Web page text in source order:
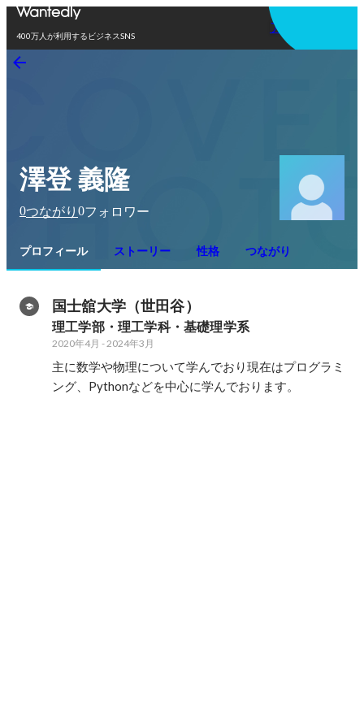
400万人が利用するビジネスSNS
アプリを使う
澤登 義隆
0つながり 0フォロワー
プロフィール ストーリー 性格 つながり
国士舘大学（世田谷）
理工学部・理工学科・基礎理学系
2020年4月 -2024年3月
主に数学や物理について学んでおり現在はプログラミ
ング、Pythonなどを中心に学んでおります。